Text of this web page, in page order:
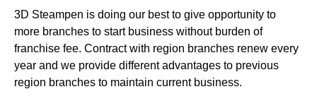
3D Steampen is doing our best to give opportunity to
more branches to start business without burden of
franchise fee. Contract with region branches renew every
year and we provide different advantages to previous
region branches to maintain current business.